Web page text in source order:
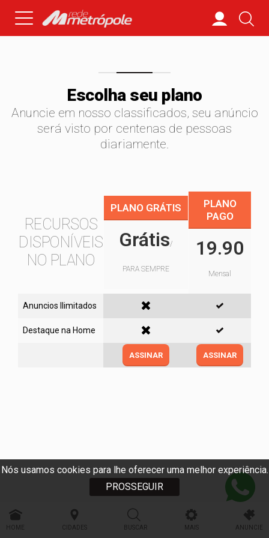
Nós usamos cookies para lhe oferecer uma melhor experiência.
PROSSEGUIR
Escolha seu plano
Anuncie em nosso classificados, seu anúncio
será visto por centenas de pessoas
diariamente.
RECURSOS
DISPONÍVEIS
NO PLANO
PLANO GRÁTIS
Grátis/
PARA SEMPRE
PLANO
PAGO
19.90
Mensal
Anuncios Ilimitados
Destaque na Home
ASSINAR ASSINAR
HOME CIDADES BUSCAR MAIS ANUNCIE